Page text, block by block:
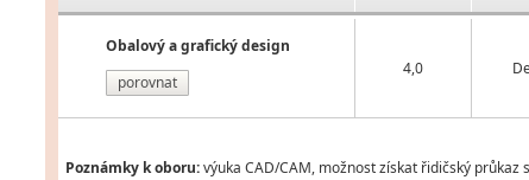
Obalový a grafický design
porovnat
4,0
Poznámky k oboru:výuka CAD/CAM, možnost získat řidičský průkaz